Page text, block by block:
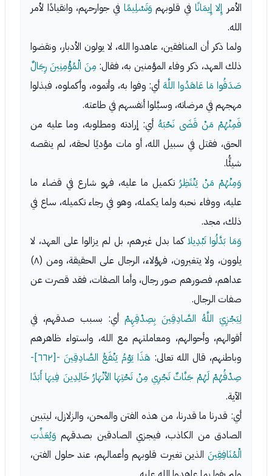
الأمر إِلا إِيمَانًا في قلوبهم وَتَسْلِيمًا في جوارحهم، وانقيادًا لأمر
الله.
ولما ذكر أن المنافقين، عاهدوا الله، لا يولون الأدبار، ونقضوا
ذلك العهد، ذكر وفاء المؤمنين به، فقال: مِنَ الْمُؤْمِنِينَ رِجَالٌ
صَدَقُوا مَا عَاهَدُوا اللَّهَأي: وفوا به، وأتموه، وأكملوه، فبذلوا
مهجهم في مرضاته، وسبَّلوا أنفسهم في طاعته.
فَمِنْهُمْ مَنْ قَضَى نَحْبَهُ أي: إرادته ومطلوبه، وما عليه من
الحق، فقتل في سبيل الله، أو مات مؤديًا لحقه، لم ينقصه
شيئًُا.
وَمِنْهُمْ مَنْ يَنْتَظِرُ تكميل ما عليه، فهو شارع في قضاء ما
عليه، ووفاء نحبه ولما يكمله، وهو في رجاء تكميله، ساع في
ذلك، مجد.
وَمَا بَدَّلُوا تَبْدِيلاكما بدل غيرهم، بل لم يزالوا على العهد، لا
يلوون، ولا يتغيرون، فهؤلاء، الرجال على الحقيقة، ومن (٨)
عداهم، فصورهم صور رجال، وأما الصفات، فقد قصرت عن
صفات الرجال.
لِيَجْزِيَ اللَّهُ الصَّادِقِينَ بِصِدْقِهِمْ أي: بسبب صدقهم، في
أقوالهم، وأحوالهم، ومعاملتهم مع الله، واستواء ظاهرهم
وباطنهم، قال الله تعالى:
هَذَا يَوْمُ يَنْفَعُ الصَّادِقِينَ -[٦٦٢]-
صِدْقُهُمْ لَهُمْ جَنَّاتٌ تَجْرِي مِنْ تَحْتِهَا الأنْهَارُ خَالِدِينَ فِيهَا أَبَدًا
الآية.
أي: قدرنا ما قدرنا، من هذه الفتن والمحن، والزلازل، ليتبين
الصادق من الكاذب، فيجزي الصادقين بصدقهم وَيُعَذِّبَ
الْمُنَافِقِينَ الذين تغيرت قلوبهم وأعمالهم، عند حلول الفتن،